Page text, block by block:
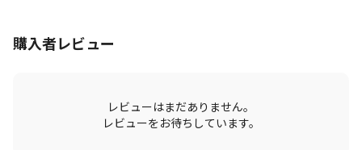
購入者レビュー
レビューはまだありません。
レビューをお待ちしています。